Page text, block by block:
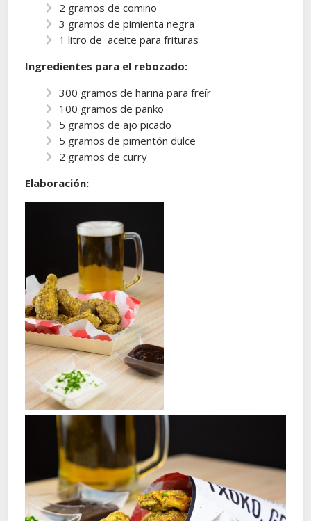
2 gramos de comino
3 gramos de pimienta negra
1 litro de aceite para frituras
Ingredientes para el rebozado:
300 gramos de harina para freír
100 gramos de panko
5 gramos de ajo picado
5 gramos de pimentón dulce
2 gramos de curry
Elaboración: